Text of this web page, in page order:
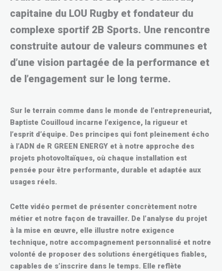
capitaine du LOU Rugby et fondateur du
complexe sportif 2B Sports. Une rencontre
construite autour de valeurs communes et
d’une vision partagée de la performance et
de l’engagement sur le long terme.
Sur le terrain comme dans le monde de l’entrepreneuriat,
Baptiste Couilloud incarne l’exigence, la rigueur et
l’esprit d’équipe. Des principes qui font pleinement écho
à l’ADN de R GREEN ENERGY et à notre approche des
projets photovoltaïques, où chaque installation est
pensée pour être performante, durable et adaptée aux
usages réels.
Cette vidéo permet de présenter concrètement notre
métier et notre façon de travailler. De l’analyse du projet
à la mise en œuvre, elle illustre notre exigence
technique, notre accompagnement personnalisé et notre
volonté de proposer des solutions énergétiques fiables,
capables de s’inscrire dans le temps. Elle reflète